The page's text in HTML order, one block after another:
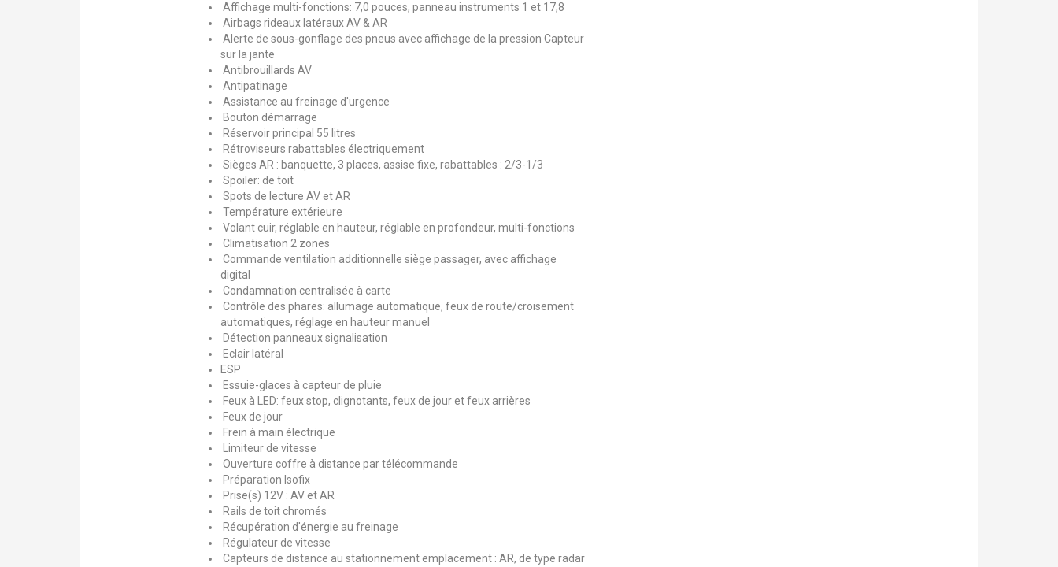
Affichage multi-fonctions: 7,0 pouces, panneau instruments 1 et 17,8
Airbags rideaux latéraux AV & AR
Alerte de sous-gonflage des pneus avec affichage de la pression Capteur
sur la jante
Antibrouillards AV
Antipatinage
Assistance au freinage d'urgence
Bouton démarrage
Réservoir principal 55 litres
Rétroviseurs rabattables électriquement
Sièges AR : banquette, 3 places, assise fixe, rabattables : 2/3-1/3
Spoiler: de toit
Spots de lecture AV et AR
Température extérieure
Volant cuir, réglable en hauteur, réglable en profondeur, multi-fonctions
Climatisation 2 zones
Commande ventilation additionnelle siège passager, avec affichage
digital
Condamnation centralisée à carte
Contrôle des phares: allumage automatique, feux de route/croisement
automatiques, réglage en hauteur manuel
Détection panneaux signalisation
Eclair latéral
ESP
Essuie-glaces à capteur de pluie
Feux à LED: feux stop, clignotants, feux de jour et feux arrières
Feux de jour
Frein à main électrique
Limiteur de vitesse
Ouverture coffre à distance par télécommande
Préparation Isofix
Prise(s) 12V : AV et AR
Rails de toit chromés
Récupération d'énergie au freinage
Régulateur de vitesse
Capteurs de distance au stationnement emplacement : AR, de type radar